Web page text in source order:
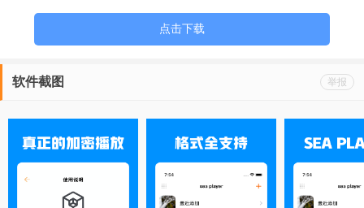
点击下载
举报
软件截图